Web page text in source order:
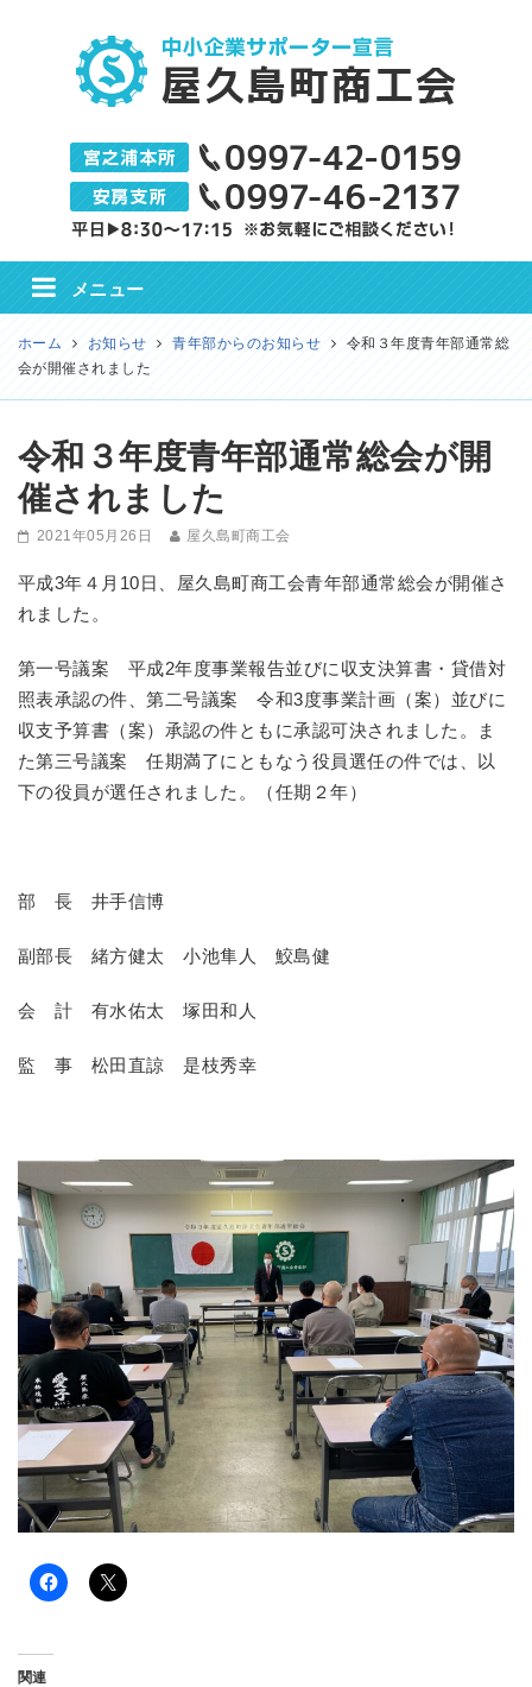
メニュー
ホーム お知らせ 青年部からのお知らせ
令和３年度青年部通常総
会が開催されました
令和３年度青年部通常総会が開
催されました
2021年05月26日 屋久島町商工会
平成3年４月10日、屋久島町商工会青年部通常総会が開催さ
れました。
第一号議案 平成2年度事業報告並びに収支決算書・貸借対
照表承認の件、第二号議案 令和3度事業計画（案）並びに
収支予算書（案）承認の件ともに承認可決されました。ま
た第三号議案 任期満了にともなう役員選任の件では、以
下の役員が選任されました。（任期２年）
部 長 井手信博
副部長 緒方健太 小池隼人 鮫島健
会 計 有水佑太 塚田和人
監 事 松田直諒 是枝秀幸
関連